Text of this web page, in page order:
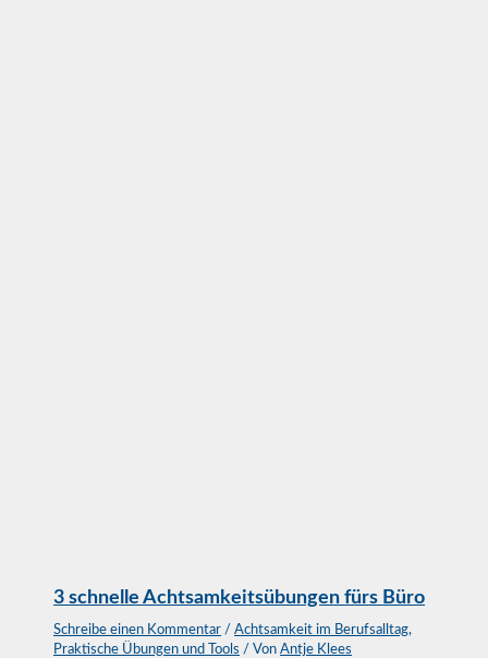
3 schnelle Achtsamkeitsübungen fürs Büro
Schreibe einen Kommentar /Achtsamkeit im Berufsalltag,
Praktische Übungen und Tools / VonAntje Klees